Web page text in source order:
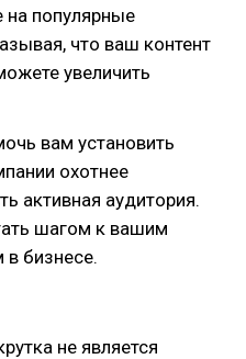
популярные
что ваш контент
увеличить
вам установить
охотнее
активная аудитория.
шагом к вашим
бизнесе.
не является